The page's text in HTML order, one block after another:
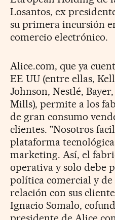
Losantos, ex
su primera incursión
comercio electrónico.
Alice.com, que ya
EE UU (entre ellas,
Johnson, Nestlé,
Mills), permite a los
de gran consumo
clientes. "Nosotros
plataforma
marketing. Así, el
operativa y solo debe
política comercial y
relación con sus
Ignacio Somalo,